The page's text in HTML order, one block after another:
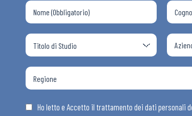
Ho letto e Accetto il trattamento dei dati personali